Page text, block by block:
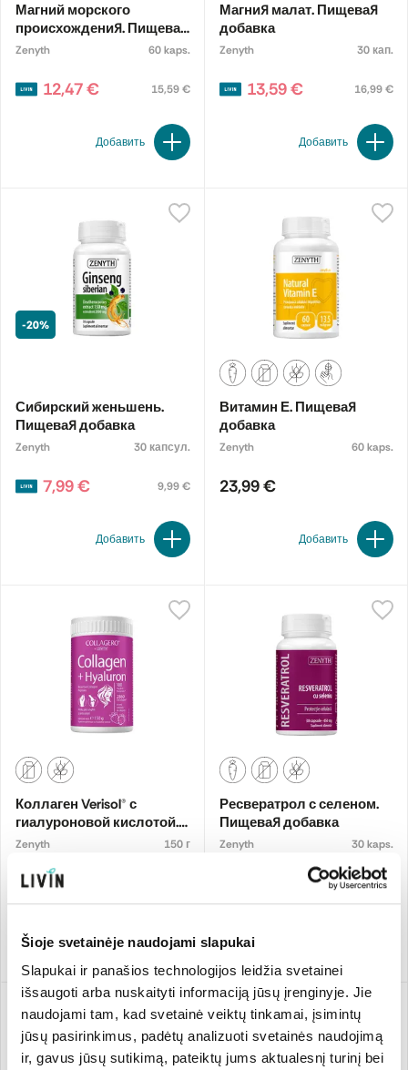
Šioje svetainėje naudojami slapukai
Slapukai ir panašios technologijos leidžia svetainei
išsaugoti arba nuskaityti informaciją jūsų įrenginyje. Jie
naudojami tam, kad svetainė veiktų tinkamai, įsimintų
jūsų pasirinkimus, padėtų analizuoti svetainės naudojimą
ir, gavus jūsų sutikimą, pateiktų jums aktualesnį turinį bei
Магний морского
происхождения. Пищевая
добавка
Zenyth 60 kaps.
12,47 € 15,59 €
Добавить
Магния малат. Пищевая
добавка
Zenyth 30 кап.
13,59 € 16,99 €
Добавить
-20%
Сибирский женьшень.
Пищевая добавка
Zenyth 30 капсул.
7,99 € 9,99 €
Добавить
Витамин Е. Пищевая
добавка
Zenyth 60 kaps.
23,99 €
Добавить
Коллаген Verisol® с
гиалуроновой кислотой.
Пищевая добавка
Zenyth
150 г
35,99 €
Добавить
Ресвератрол с селеном.
Пищевая добавка
Zenyth 30 kaps.